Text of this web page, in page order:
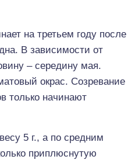
на третьем году после
В зависимости от
– середину мая.
окрас. Созревание
только начинают
5 г., а по средним
приплюснутую